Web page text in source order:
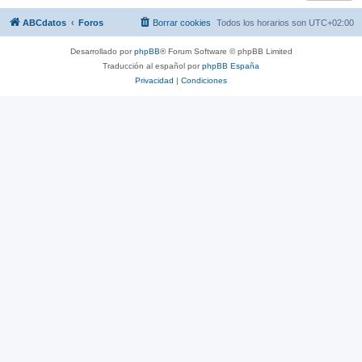
ABCdatos Foros Todos los horarios son UTC+02:00
Borrar cookies
Desarrollado porphpBB® Forum Software © phpBB Limited
Traducción al español porphpBB España
Privacidad | Condiciones